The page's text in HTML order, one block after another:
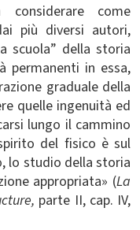
come
più diversi autori,
scuola” della storia
permanenti in essa,
graduale della
quelle ingenuità ed
lungo il cammino
del fisico è sul
lo studio della storia
appropriata» (La
parte II, cap. IV,